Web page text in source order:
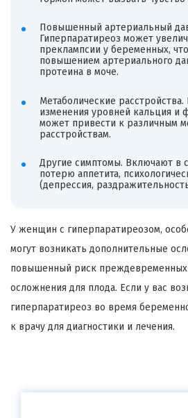
Повышенный артериальный
Гиперпаратиреоз может
преклампсии у беременных,
повышением артериального
протеина в моче.
Метаболические
изменения уровней кальция и
может привести к различным
расстройствам.
Другие симптомы. Включают в
потерю аппетита,
(депрессия,
У женщин с гиперпаратиреозом,
могут возникать дополнительные
повышенный риск преждевременных
осложнения для плода. Если у вас
гиперпаратиреоз во время
к врачу для диагностики и лечения.